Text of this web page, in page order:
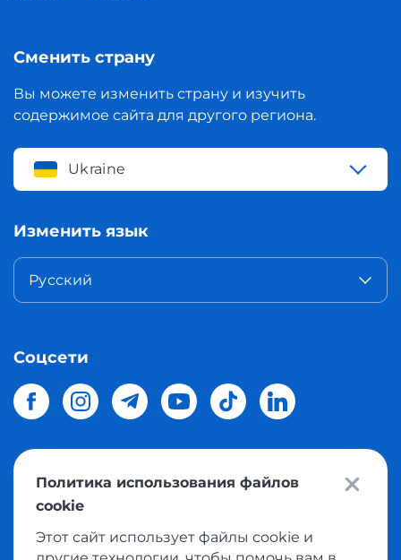
Сменить страну
Вы можете изменить страну и изучить
содержимое сайта для другого региона.
Ukraine
Изменить язык
Русский
Соцсети
© 2026 Meest Shoppingдоставка покупок с интернет
магазинов мира в Украину.
Политика использования файлов
cookie
Этот сайт использует файлы cookie и